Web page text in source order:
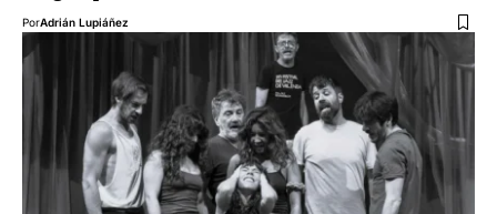
PorAdrián Lupiáñez